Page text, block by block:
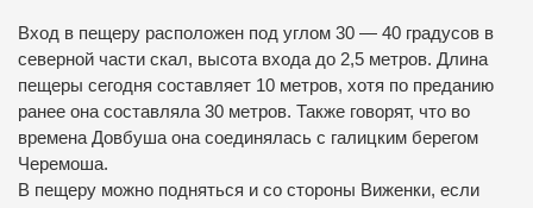
Вход в пещеру расположен под углом 30 — 40 градусов в
северной части скал, высота входа до 2,5 метров. Длина
пещеры сегодня составляет 10 метров, хотя по преданию
ранее она составляла 30 метров. Также говорят, что во
времена Довбуша она соединялась с галицким берегом
Черемоша.
В пещеру можно подняться и со стороны Виженки, если